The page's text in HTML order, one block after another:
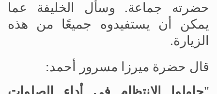
حضرته جماعة. وسأل الخليفة عما
يمكن أن يستفيدوه جميعًا من هذه
الزيارة.
قال حضرة ميرزا مسرور أحمد: